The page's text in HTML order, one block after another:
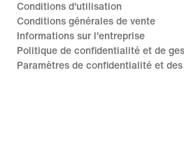
Conditions d'utilisation
Conditions générales de vente
Informations sur l'entreprise
Politique de confidentialité et de
Paramètres de confidentialité et